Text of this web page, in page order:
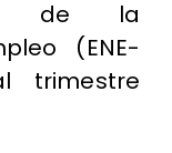
de la
(ENE-
trimestre